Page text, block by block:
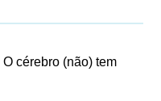
O cérebro (não) tem